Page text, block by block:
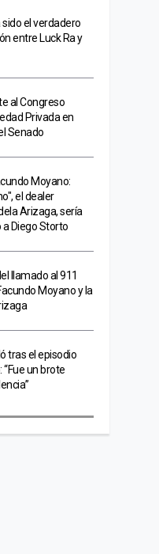
el verdadero
entre Luck Ra y
al Congreso
Privada en
Senado
Moyano:
el dealer
Arizaga, sería
Diego Storto
llamado al 911
Moyano y la
tras el episodio
un brote